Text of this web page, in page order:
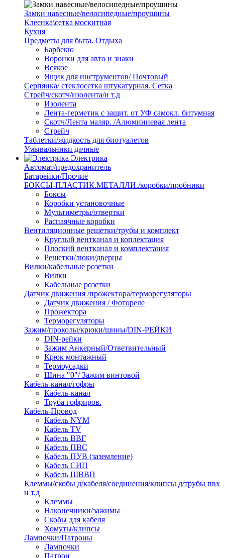
Замки навесные/велосипедные/проушины
Клеенка\сетка москитная
Кухня
Предметы для быта. Отдыха
Барбекю
Воронки для авто и знаки
Всякое
Ящик для инструментов/ Почтовый
Серпянка/ стеклосетка штукатурная. Сетка
Стрейч/скотч/изолента/и т.д
Изолента
Лента-герметик с защит. от УФ самокл. битумная
Скотч/Лента маляр. /Алюминиевая лента
Стрейч
Таблетки/жидкость для биотуалетов
Умывальники дачные
Электрика
Автомат/предохранитель
Батарейки/Прочие
БОКСЫ-ПЛАСТИК.МЕТАЛЛИ./коробки/пробники
Боксы
Коробки установочные
Мультиметры/отвертки
Распаячные коробки
Вентиляционные решетки/трубы и комплект
Круглый вентканал и коплектация
Плоский вентканал и комплектация
Решетки/люки/дверцы
Вилки/кабельные розетки
Вилки
Кабельные розетки
Датчик движения /прожектора/терморегуляторы
Датчик движения / Фотореле
Прожектора
Терморегуляторы
Зажим/проколы/крюки/шины/DIN-РЕЙКИ
DIN-рейки
Зажим Анкерный/Ответвительный
Крюк монтажный
Термоусадки
Шина "0"/ Зажим винтовой
Кабель-канал/гофры
Кабель-канал
Труба гофриров.
Кабель-Провод
Кабель NYM
Кабель TV
Кабель ВВГ
Кабель ПВС
Кабель ПУВ (заземление)
Кабель СИП
Кабель ШВВП
Клеммы/скобы д/кабеля/соединения/клипсы д/трубы пвх
и т.д
Клеммы
Наконечники/зажимы
Скобы для кабеля
Хомуты/клипсы
Лампочки/Патроны
Лампочки
Патрон